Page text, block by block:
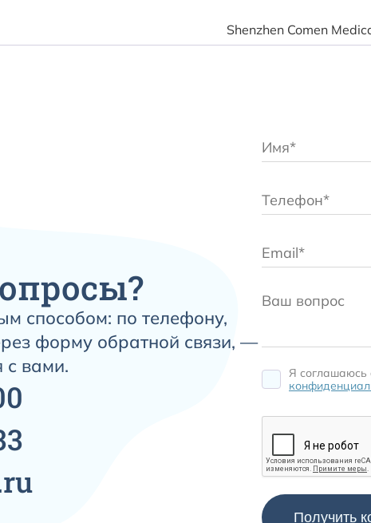
Shenzhen Comen
способом: по телефону,
форму обратной связи, —
с вами.
Я соглашаюсь